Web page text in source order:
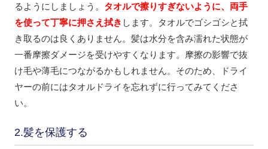
るようにしましょう。 タオルで擦りすぎないように、両手
を使って丁寧に押さえ拭き します。タオルでゴシゴシと拭
き取るのは良くありません。髪は水分を含み濡れた状態が
一番摩擦ダメージを受けやすくなります。摩擦の影響で抜
け毛や薄毛につながるかもしれません。そのため、ドライ
ヤーの前にはタオルドライを忘れずに行ってみてくださ
い。
2.髪を保護する